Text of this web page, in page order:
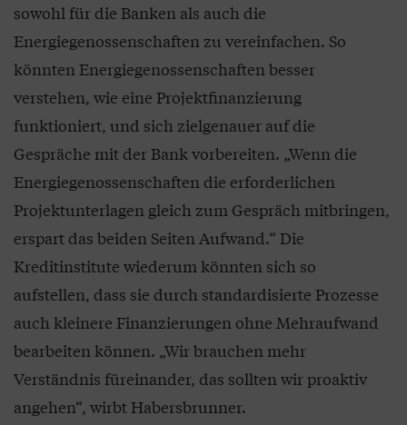
sowohl für die Banken als auch die
Energiegenossenschaften zu vereinfachen. So
könnten Energiegenossenschaften besser
verstehen, wie eine Projektfinanzierung
funktioniert, und sich zielgenauer auf die
Gespräche mit der Bank vorbereiten. „Wenn die
Energiegenossenschaften die erforderlichen
Projektunterlagen gleich zum Gespräch mitbringen,
erspart das beiden Seiten Aufwand.“ Die
Kreditinstitute wiederum könnten sich so
aufstellen, dass sie durch standardisierte Prozesse
auch kleinere Finanzierungen ohne Mehraufwand
bearbeiten können. „Wir brauchen mehr
Verständnis füreinander, das sollten wir proaktiv
angehen“, wirbt Habersbrunner.